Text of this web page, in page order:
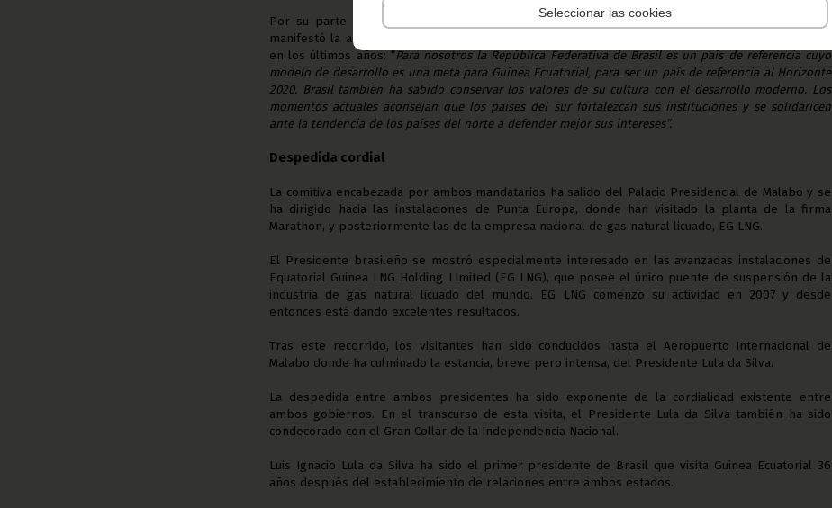
Seleccionar las cookies
Por su parte el Jefe del Estado ecuatoguineano agradeció su visita al presidente brasileño y
manifestó la admiración de su país por el excelente crecimiento que Brasil había llevado a cabo
en los últimos años: “Para nosotros la República Federativa de Brasil es un país de referencia cuyo
modelo de desarrollo es una meta para Guinea Ecuatorial, para ser un país de referencia al Horizonte
2020. Brasil también ha sabido conservar los valores de su cultura con el desarrollo moderno. Los
momentos actuales aconsejan que los países del sur fortalezcan sus instituciones y se solidaricen
ante la tendencia de los países del norte a defender mejor sus intereses”.
Despedida cordial
La comitiva encabezada por ambos mandatarios ha salido del Palacio Presidencial de Malabo y se
ha dirigido hacia las instalaciones de Punta Europa, donde han visitado la planta de la firma
Marathon, y posteriormente las de la empresa nacional de gas natural licuado, EG LNG.
El Presidente brasileño se mostró especialmente interesado en las avanzadas instalaciones de
Equatorial Guinea LNG Holding LImited (EG LNG), que posee el único puente de suspensión de la
industria de gas natural licuado del mundo. EG LNG comenzó su actividad en 2007 y desde
entonces está dando excelentes resultados.
Tras este recorrido, los visitantes han sido conducidos hasta el Aeropuerto Internacional de
Malabo donde ha culminado la estancia, breve pero intensa, del Presidente Lula da Silva.
La despedida entre ambos presidentes ha sido exponente de la cordialidad existente entre
ambos gobiernos. En el transcurso de esta visita, el Presidente Lula da Silva también ha sido
condecorado con el Gran Collar de la Independencia Nacional.
Luis Ignacio Lula da Silva ha sido el primer presidente de Brasil que visita Guinea Ecuatorial 36
años después del establecimiento de relaciones entre ambos estados.